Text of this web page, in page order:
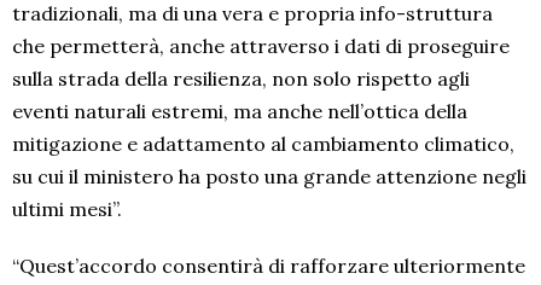
tradizionali, ma di una vera e propria info-struttura
che permetterà, anche attraverso i dati di proseguire
sulla strada della resilienza, non solo rispetto agli
eventi naturali estremi, ma anche nell’ottica della
mitigazione e adattamento al cambiamento climatico,
su cui il ministero ha posto una grande attenzione negli
ultimi mesi”.
“Quest’accordo consentirà di rafforzare ulteriormente